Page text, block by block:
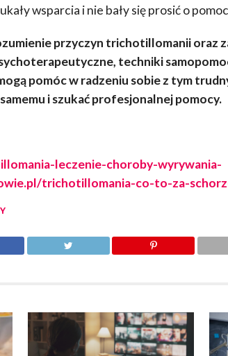
wsparcia i nie bały się prosić o
przyczyn trichotillomanii oraz
techniki
pomóc w radzeniu sobie z tym
i szukać profesjonalnej pomocy.
leczenie-choroby-wyrywania-
trichotillomania-co-to-za-